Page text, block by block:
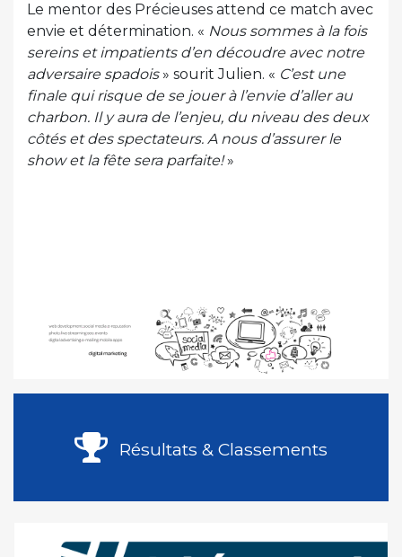
Le mentor des Précieuses attend ce match avec
envie et détermination. « Nous sommes à la fois
sereins et impatients d’en découdre avec notre
adversaire spadois» sourit Julien. « C’est une
finale qui risque de se jouer à l’envie d’aller au
charbon. Il y aura de l’enjeu, du niveau des deux
côtés et des spectateurs. A nous d’assurer le
show et la fête sera parfaite!»
Résultats & Classements